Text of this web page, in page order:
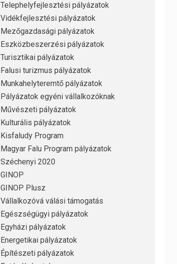
Telephelyfejlesztési pályázatok
Vidékfejlesztési pályázatok
Mezőgazdasági pályázatok
Eszközbeszerzési pályázatok
Turisztikai pályázatok
Falusi turizmus pályázatok
Munkahelyteremtő pályázatok
Pályázatok egyéni vállalkozóknak
Művészeti pályázatok
Kulturális pályázatok
Kisfaludy Program
Magyar Falu Program pályázatok
Széchenyi 2020
GINOP
GINOP Plusz
Vállalkozóvá válási támogatás
Egészségügyi pályázatok
Egyházi pályázatok
Energetikai pályázatok
Építészeti pályázatok